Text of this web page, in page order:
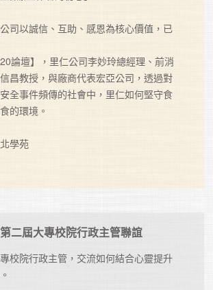
司以誠信、互助、感恩為核心價值，已
論壇】，里仁公司李妙玲總經理、前消
昌教授，與廠商代表宏亞公司，透過對
全事件頻傳的社會中，里仁如何堅守食
的環境。
學苑
二屆大專校院行政主管聯誼
校院行政主管，交流如何結合心靈提升